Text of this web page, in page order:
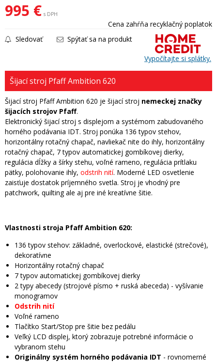
995 € s DPH
Cena zahŕňa recyklačný poplatok
Sledovať
Spýtať sa na produkt
Vypočítajte si splátky.
Šijací stroj Pfaff Ambition 620
Šijací stroj Pfaff Ambition 620 je šijací stroj nemeckej značky
šijacích strojov Pfaff.
Elektronický šijací stroj s displejom a systémom zabudovaného
horného podávania IDT. Stroj ponúka 136 typov stehov,
horizontálny rotačný chapač, navliekač nite do ihly, horizontálny
rotačný chapač, 7 typov automatickej gombíkovej dierky,
regulácia dĺžky a šírky stehu, voľné rameno, regulácia prítlaku
pätky, polohovanie ihly, odstrih nití. Moderné LED osvetlenie
zaisťuje dostatok príjemného svetla. Stroj je vhodný pre
patchwork, quilting ale aj pre iné kreatívne šitie.
Vlastnosti stroja Pfaff Ambition 620:
136 typov stehov: základné, overlockové, elastické (strečové),
dekoratívne
Horizontálny rotačný chapač
7 typov automatickej gombíkovej dierky
2 typy abecedy (strojové písmo + ruská abeceda) - vyšívanie
monogramov
Odstrih nití
Voľné rameno
Tlačítko Start/Stop pre šitie bez pedálu
Veľký LCD displej, ktorý zobrazuje potrebné informácie o
vybranom stehu
Originálny systém horného podávania IDT - rovnomerné